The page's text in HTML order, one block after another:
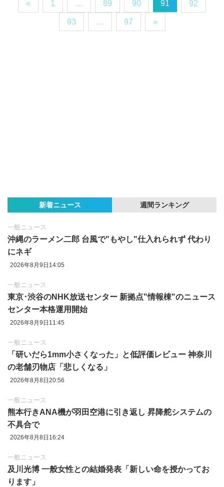
« 1 … 89 90 91 92
93 … 97 »
新着ニュース 週間ランキング
一般ニュース
沖縄のラーメン二郎 台風で"もやし"仕入れられず 代わり
にネギ
2026年8月9日14:05
一般ニュース
東京‪･‬渋谷のNHK放送センター 新拠点"情報棟"のニュース
センター本格運用開始
2026年8月9日11:45
一般ニュース
「研いだら1mm小さくなった」と低評価レビュー 神奈川
の老舗刃物店「悲しくなる」
2026年8月8日20:56
一般ニュース
熊本行きANA機が羽田空港に引き返し 昇降舵システムの
不具合で
2026年8月8日16:24
一般ニュース
及川光博 一般女性との結婚発表「新しい命を授かってお
ります」